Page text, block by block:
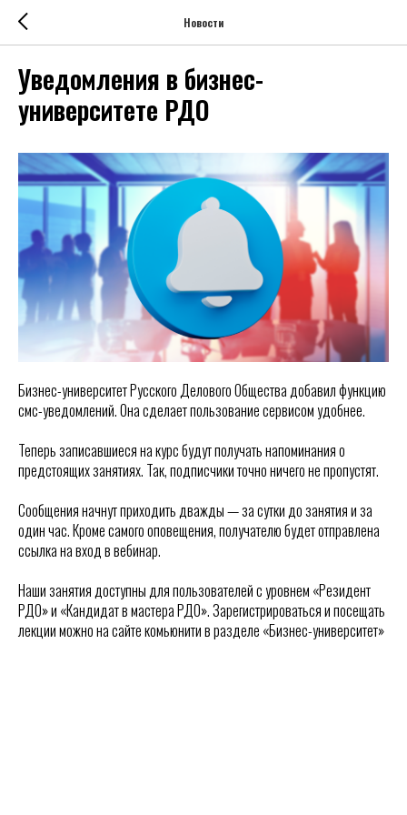
Новости
Уведомления в бизнес-
университете РДО
Бизнес-университет Русского Делового Общества добавил функцию
смс-уведомлений. Она сделает пользование сервисом удобнее.
Теперь записавшиеся на курс будут получать напоминания о
предстоящих занятиях. Так, подписчики точно ничего не пропустят.
Сообщения начнут приходить дважды — за сутки до занятия и за
один час. Кроме самого оповещения, получателю будет отправлена
ссылка на вход в вебинар.
Наши занятия доступны для пользователей с уровнем «Резидент
РДО» и «Кандидат в мастера РДО». Зарегистрироваться и посещать
лекции можно на сайте комьюнити в разделе «Бизнес-университет»